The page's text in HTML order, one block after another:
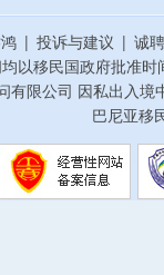
| 投诉与建议 | 诚
以移民国政府批准
限公司 因私出入
巴尼亚移